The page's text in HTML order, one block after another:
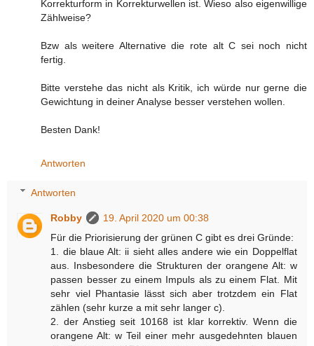
Korrekturform in Korrekturwellen ist. Wieso also eigenwillige
Zählweise?
Bzw als weitere Alternative die rote alt C sei noch nicht
fertig.
Bitte verstehe das nicht als Kritik, ich würde nur gerne die
Gewichtung in deiner Analyse besser verstehen wollen.
Besten Dank!
Antworten
Antworten
Robby
19. April 2020 um 00:38
Für die Priorisierung der grünen C gibt es drei Gründe:
1. die blaue Alt: ii sieht alles andere wie ein Doppelflat
aus. Insbesondere die Strukturen der orangene Alt: w
passen besser zu einem Impuls als zu einem Flat. Mit
sehr viel Phantasie lässt sich aber trotzdem ein Flat
zählen (sehr kurze a mit sehr langer c).
2. der Anstieg seit 10168 ist klar korrektiv. Wenn die
orangene Alt: w Teil einer mehr ausgedehnten blauen